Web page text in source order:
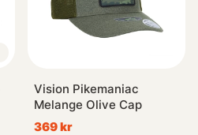
Vision Pikemaniac
Melange Olive Cap
369 kr